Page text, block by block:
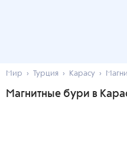
Мир Турция Карасу
Магнитные бури в